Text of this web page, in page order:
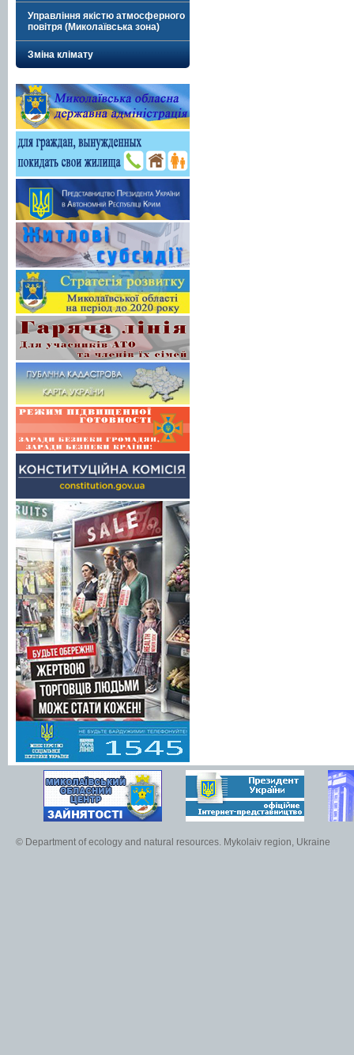
Управління якістю атмосферного
повітря (Миколаївська зона)
Зміна клімату
© Department of ecology and natural resources. Mykolaiv region, Ukraine